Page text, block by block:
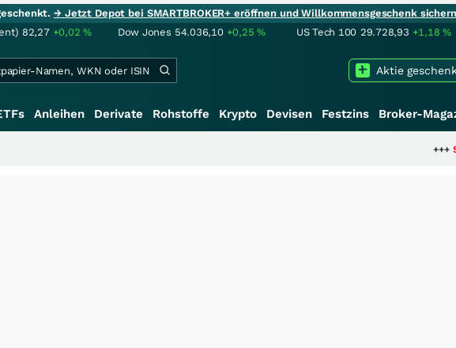
→ Jetzt Depot bei SMARTBROKER+ eröffnen und Willkommensgeschenk
82,27 +0,02% Dow Jones 54.036,10 +0,25% US Tech 100 29.728,93 +1,18%
Aktie
Anleihen Derivate Rohstoffe Krypto Devisen Festzins Broker-
Saga